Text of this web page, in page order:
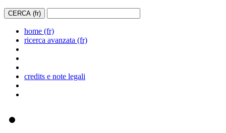
home (fr)
ricerca avanzata (fr)
credits e note legali